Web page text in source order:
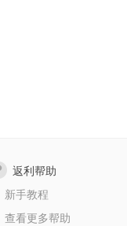
返利帮助
新手教程
查看更多帮助